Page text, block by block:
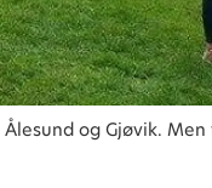
og Gjøvik.